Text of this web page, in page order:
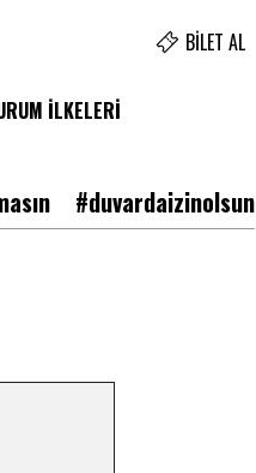
BILET AL
İLKELERI
#duvardaizinolsun